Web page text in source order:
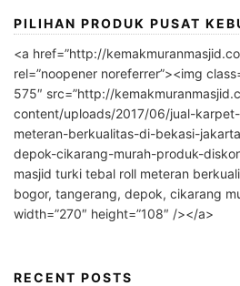
PILIHAN PRODUK PUSAT
<a href=”http://
rel=”noopener noreferrer”><img
575″ src=”http://
content/uploads/2017/06/jual-
meteran-berkualitas-di-bekasi-
depok-cikarang-murah-produk-
masjid turki tebal roll meteran
bogor, tangerang, depok, cikarang
width=”270″ height=”108″ /></a>
RECENT POSTS